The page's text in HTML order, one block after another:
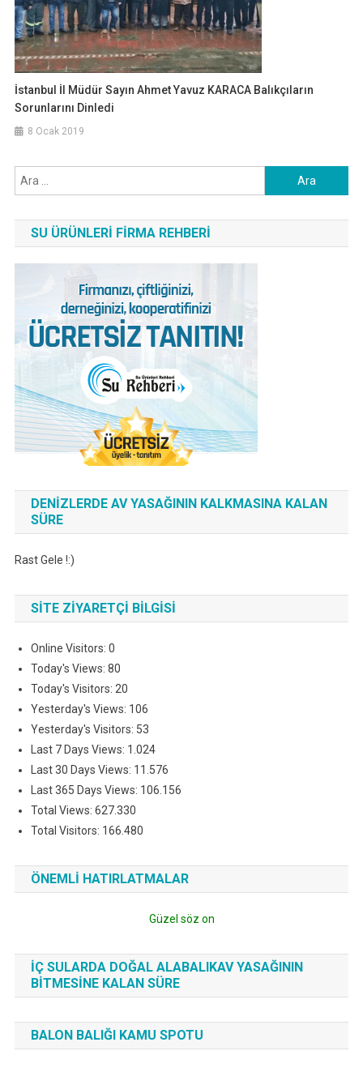
İstanbul İl Müdür Sayın Ahmet Yavuz KARACA Balıkçıların
Sorunlarını Dinledi
8 Ocak 2019
Arama:
SU ÜRÜNLERI FIRMA REHBERI
DENIZLERDE AV YASAĞININ KALKMASINA KALAN
SÜRE
Rast Gele !:)
SITE ZIYARETÇI BILGISI
Online Visitors: 0
Today's Views: 80
Today's Visitors: 20
Yesterday's Views: 106
Yesterday's Visitors: 53
Last 7 Days Views: 1.024
Last 30 Days Views: 11.576
Last 365 Days Views: 106.156
Total Views: 627.330
Total Visitors: 166.480
ÖNEMLI HATIRLATMALAR
Güzel söz on
İÇ SULARDA DOĞAL ALABALIKAV YASAĞININ
BITMESINE KALAN SÜRE
BALON BALIĞI KAMU SPOTU